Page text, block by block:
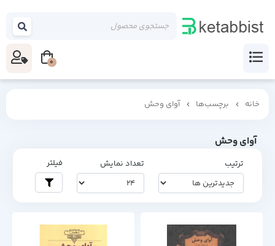
خانه برچسب‌ها آوای وحش
آوای وحش
ترتیب تعداد نمایش فیلتر
0